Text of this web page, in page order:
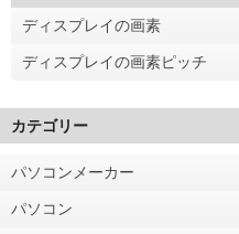
ディスプレイの画素
ディスプレイの画素ピッチ
カテゴリー
パソコンメーカー
パソコン